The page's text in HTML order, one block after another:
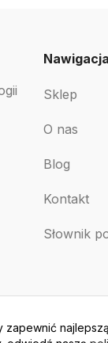
Nawigacja
Sklep
O nas
Blog
Kontakt
Słownik